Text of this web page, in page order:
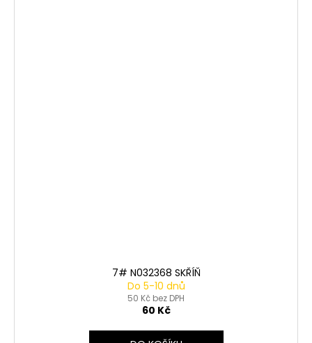
7# N032368 SKŘÍŇ
Do 5-10 dnů
50 Kč bez DPH
60 Kč